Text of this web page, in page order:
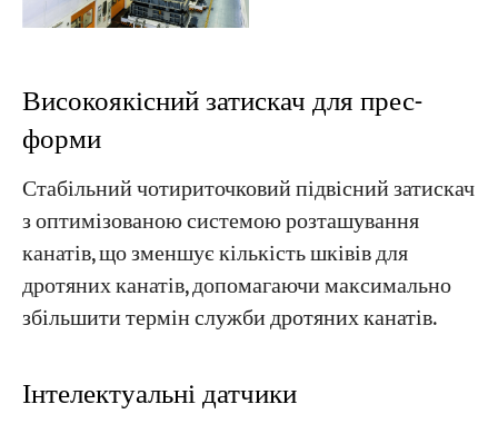
Високоякісний затискач для прес-
форми
Стабільний чотириточковий підвісний затискач
з оптимізованою системою розташування
канатів, що зменшує кількість шківів для
дротяних канатів, допомагаючи максимально
збільшити термін служби дротяних канатів.
Інтелектуальні датчики